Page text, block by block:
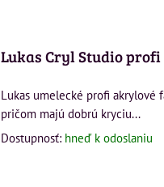
Lukas Cryl Studio
Lukas umelecké profi akrylové
pričom majú dobrú kryciu...
Dostupnosť: hneď k odoslaniu